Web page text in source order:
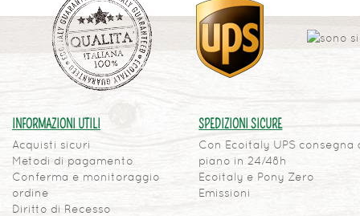
INFORMAZIONI UTILI
Acquisti sicuri
Metodi di pagamento
Conferma e monitoraggio
ordine
Diritto di Recesso
SPEDIZIONI SICURE
Con Ecoitaly UPS consegna
piano in 24/48h
Ecoitaly e Pony Zero
Emissioni